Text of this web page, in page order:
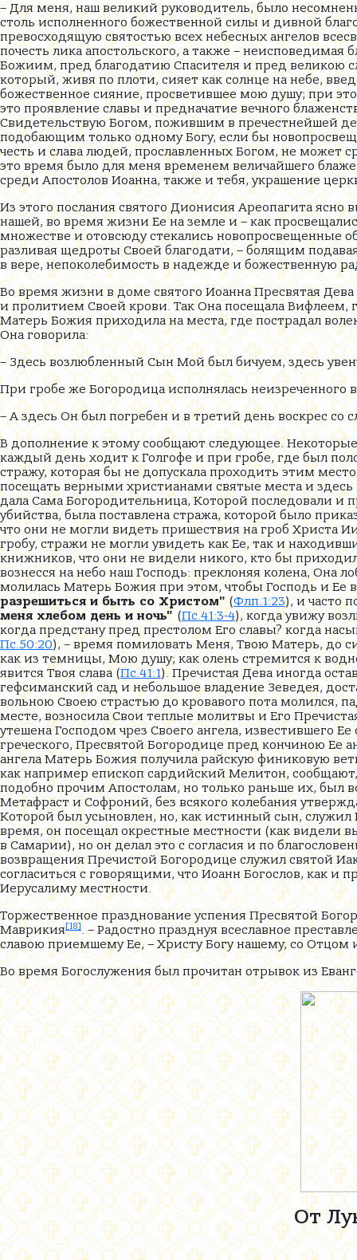
– Для меня, наш великий руководитель, было
столь исполненного божественной силы и дивной
превосходящую святостью всех небесных ангелов
почесть лика апостольского, а также –
Божиим, пред благодатию Спасителя и пред великою
который, живя по плоти, сияет как солнце на небе,
божественное сияние, просветившее мою душу; при
это проявление славы и предначатие вечного
Свидетельствую Богом, пожившим в пречестнейшей
подобающим только одному Богу, если бы
честь и слава людей, прославленных Богом, не может
это время было для меня временем величайшего
среди Апостолов Иоанна, также и тебя, украшение
Из этого послания святого Дионисия Ареопагита
нашей, во время жизни Ее на земле и – как
множестве и отовсюду стекались новопросвещенные
разливая щедроты Своей благодати, – болящим
в вере, непоколебимость в надежде и божественную
Во время жизни в доме святого Иоанна Пресвятая
и пролитием Своей крови. Так Она посещала Вифлеем,
Матерь Божия приходила на места, где пострадал
Она говорила:
– Здесь возлюбленный Сын Мой был бичуем, здесь
При гробе же Богородица исполнялась неизреченного
– А здесь Он был погребен и в третий день воскрес со
В дополнение к этому сообщают следующее.
каждый день ходит к Голгофе и при гробе, где был
стражу, которая бы не допускала проходить этим
посещать верными христианами святые места и
дала Сама Богородительница, Которой последовали
убийства, была поставлена стража, которой было
что они не могли видеть пришествия на гроб Христа
гробу, стражи не могли увидеть как Ее, так и
книжников, что они не видели никого, кто бы
вознесся на небо наш Господь: преклоняя колена, Она
молилась Матерь Божия при этом, чтобы Господь и Ее
разрешиться и быть со Христом"(Флп.1:23), и часто
меня хлебом день и ночь" (Пс.41:3-4), когда увижу
когда предстану пред престолом Его славы? когда
Пс.50:20), – время помиловать Меня, Твою Матерь, до
как из темницы, Мою душу; как олень стремится к
явится Твоя слава (Пс.41:1). Пречистая Дева иногда
гефсиманский сад и небольшое владение Зеведея,
вольною Своею страстью до кровавого пота молился,
месте, возносила Свои теплые молитвы и Его
утешена Господом чрез Своего ангела, известившего
греческого, Пресвятой Богородице пред кончиною Ее
ангела Матерь Божия получила райскую финиковую
как например епископ сардийский Мелитон,
подобно прочим Апостолам, но только раньше их,
Метафраст и Софроний, без всякого колебания
Которой был усыновлен, но, как истинный сын, служил
время, он посещал окрестные местности (как видели
в Самарии), но он делал это с согласия и по
возвращения Пречистой Богородице служил святой
согласиться с говорящими, что Иоанн Богослов, как
Иерусалиму местности.
Торжественное празднование успения Пресвятой
Маврикия[18]. – Радостно празднуя всеславное
славою приемшему Ее, – Христу Богу нашему, со
Во время Богослужения был прочитан отрывок из
От